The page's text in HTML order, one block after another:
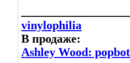
vinylophilia
В продаже:
Ashley Wood: